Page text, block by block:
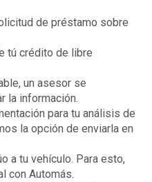
de préstamo sobre
tú crédito de libre
un asesor se
la información.
para tu análisis de
la opción de enviarla en
a tu vehículo. Para esto,
con Automás.